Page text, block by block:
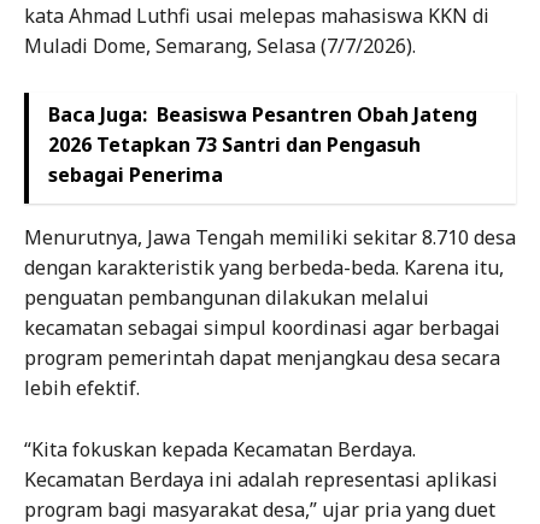
kata Ahmad Luthfi usai melepas mahasiswa KKN di
Muladi Dome, Semarang, Selasa (7/7/2026).
Baca Juga: Beasiswa Pesantren Obah Jateng
2026 Tetapkan 73 Santri dan Pengasuh
sebagai Penerima
Menurutnya, Jawa Tengah memiliki sekitar 8.710 desa
dengan karakteristik yang berbeda-beda. Karena itu,
penguatan pembangunan dilakukan melalui
kecamatan sebagai simpul koordinasi agar berbagai
program pemerintah dapat menjangkau desa secara
lebih efektif.
“Kita fokuskan kepada Kecamatan Berdaya.
Kecamatan Berdaya ini adalah representasi aplikasi
program bagi masyarakat desa,” ujar pria yang duet